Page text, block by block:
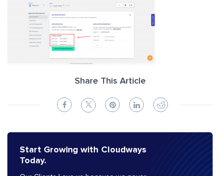
Share This Article
Start Growing with Cloudways
Today.